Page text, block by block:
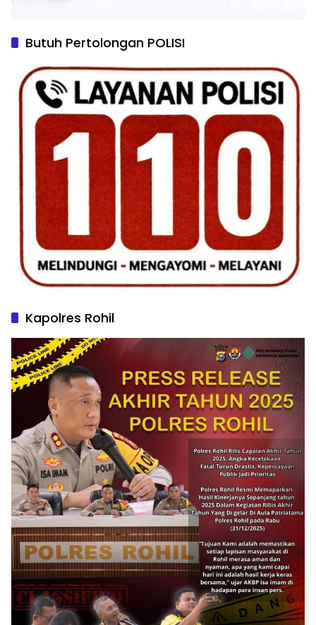
Butuh Pertolongan POLISI
Kapolres Rohil